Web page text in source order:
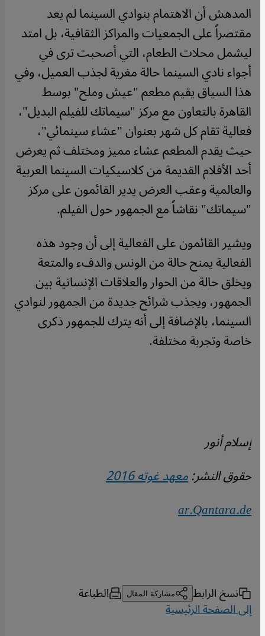
المدهش أن الاهتمام بنوادي السينما لم يعد
مقتصراً على الجمعيات والمراكز الثقافية، بل امتد
ليشمل محلات الطعام، التي أصحبت ترى في
أجواء نادي السينما حالة مغرية لجذب العميل، وفي
هذا السياق يقيم مطعم "عيش وملح" بوسط
القاهرة بالتعاون مع مركز "سيماتك للفيلم البديل"،
فعالية تقام كل شهر بعنوان "عشاء سينمائي"،
حيث يقدم المطعم عشاء مميز ومختلف ثم يعرض
أحد الأفلام القديمة من كلاسيكيات السينما العربية
والعالمية وعقب العرض يدير القائمون على مركز
"سيماتك" نقاشاً مع الجمهور حول الفيلم.
ويشير القائمون على الفعالية إلى أن وجود هذه
الفعالية يمنح حالة من الونس والدفء والمتعة
ويخلق حالة من الحوار والعلاقات الإنسانية بين
الجمهور، ويجذب شرائح جديدة من الجمهور لنوادي
السينما، بالإضافة إلى أنه يترك للجمهور ذكرى
خاصة وتجربة مختلفة.
إسلام أنور
حقوق النشر:معهد غوته 2016
ar.Qantara.de
نسخ الرابط مشاركة المقال الطباعة
إلى الصفحة الرئيسية